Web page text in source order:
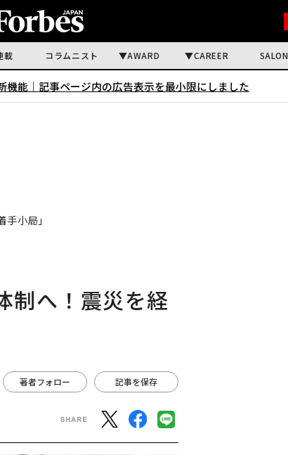
載 コラムニスト AWARD CAREER SALON
機能｜ 記事ページ内の広告表示を最小限にしました
小局」
制へ！震災を経
著者フォロー 記事を保存